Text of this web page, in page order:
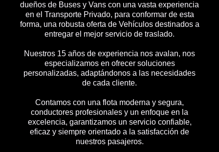
dueños de Buses y Vans con una vasta experiencia
en el Transporte Privado, para conformar de esta
forma, una robusta oferta de Vehículos destinados a
entregar el mejor servicio de traslado.
Nuestros 15 años de experiencia nos avalan, nos
especializamos en ofrecer soluciones
personalizadas, adaptándonos a las necesidades
de cada cliente.
Contamos con una flota moderna y segura,
conductores profesionales y un enfoque en la
excelencia, garantizamos un servicio confiable,
eficaz y siempre orientado a la satisfacción de
nuestros pasajeros.